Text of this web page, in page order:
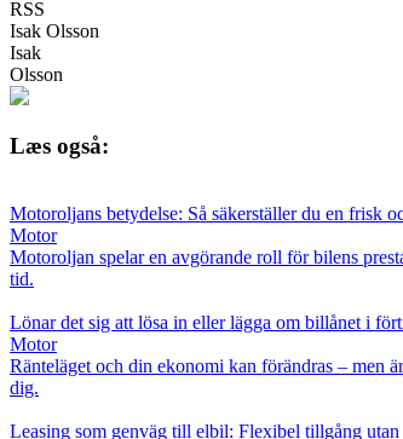
RSS
Isak Olsson
Isak
Olsson
Læs også:
Motoroljans betydelse: Så säkerställer du en frisk
Motor
Motoroljan spelar en avgörande roll för bilens
tid.
Lönar det sig att lösa in eller lägga om billånet i
Motor
Ränteläget och din ekonomi kan förändras – men
dig.
Leasing som genväg till elbil: Flexibel tillgång